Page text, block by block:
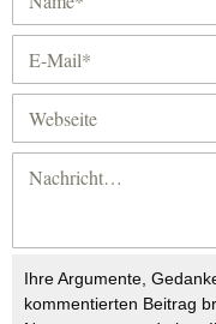
Ihre Argumente,
kommentierten Beitrag